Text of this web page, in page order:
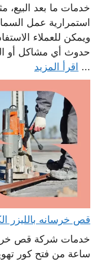
خدمات ما بعد البيع،
استمرارية عمل
ويمكن للعملاء
حدوث أي مشاكل أو
... اقرأ المزيد
قص خرسانه بالليزر الكويت 65932555
ساعة من فتح كور